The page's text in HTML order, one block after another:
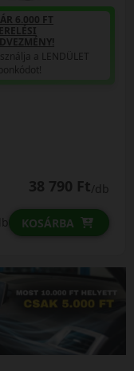
6.000 FT
a LENDÜLET
38 790 Ft/db
KOSÁRBA